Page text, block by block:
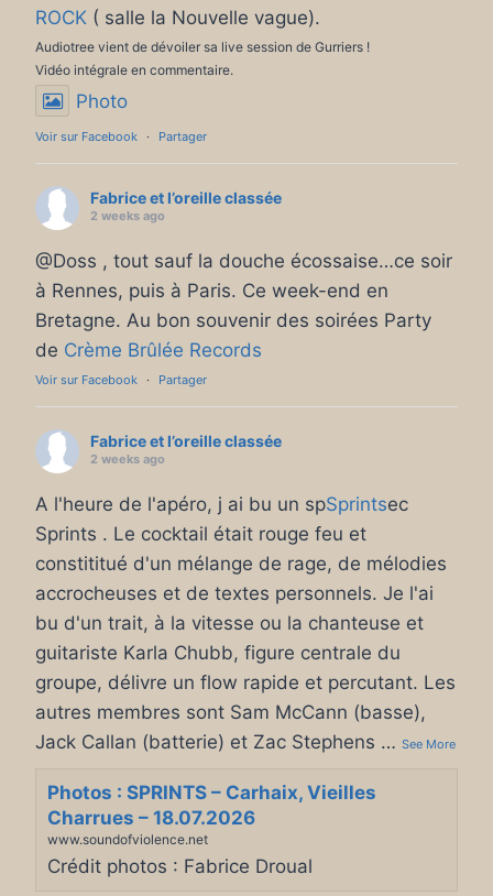
ROCK ( salle la Nouvelle vague).
Audiotree vient de dévoiler sa live session de Gurriers !
Vidéo intégrale en commentaire.
Photo
Voir sur Facebook · Partager
Fabrice et l’oreille classée
2 weeks ago
@Doss , tout sauf la douche écossaise…ce soir
à Rennes, puis à Paris. Ce week-end en
Bretagne. Au bon souvenir des soirées Party
de Crème Brûlée Records
Voir sur Facebook · Partager
Fabrice et l’oreille classée
2 weeks ago
A l'heure de l'apéro, j ai bu un spSprintsec
Sprints . Le cocktail était rouge feu et
constititué d'un mélange de rage, de mélodies
accrocheuses et de textes personnels. Je l'ai
bu d'un trait, à la vitesse ou la chanteuse et
guitariste Karla Chubb, figure centrale du
groupe, délivre un flow rapide et percutant. Les
autres membres sont Sam McCann (basse),
Jack Callan (batterie) et Zac Stephens … See More
Photos : SPRINTS – Carhaix, Vieilles
Charrues – 18.07.2026
www.soundofviolence.net
Crédit photos : Fabrice Droual